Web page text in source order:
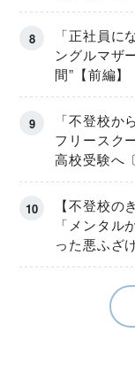
「正社員
ングルマザ
間”【前編】
「不登校か
フリースク
高校受験へ
【不登校の
「メンタル
った悪ふざ